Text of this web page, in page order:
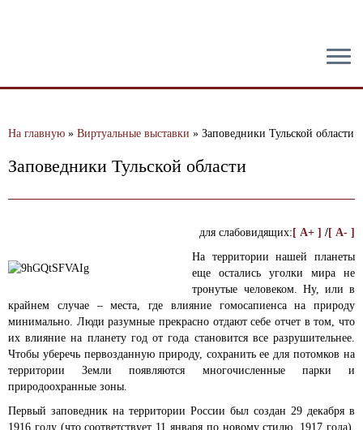
На главную » Виртуальные выставки » Заповедники Тульской области
Заповедники Тульской области
для слабовидящих: [ A+ ] /[ A- ]
На территории нашей планеты
еще остались уголки мира не
тронутые человеком. Ну, или в
крайнем случае – места, где влияние гомосапиенса на природу
минимально. Люди разумные прекрасно отдают себе отчет в том, что
их влияние на планету год от года становится все разрушительнее.
Чтобы уберечь первозданную природу, сохранить ее для потомков на
территории Земли появляются многочисленные парки и
природоохранные зоны.
Первый заповедник на территории России был создан 29 декабря в
1916 году (что соответствует 11 января по новому стилю, 1917 года),